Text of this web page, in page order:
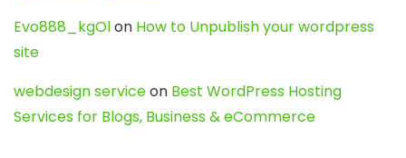
Evo888_kgOlon How to Unpublish your wordpress
site
webdesign serviceon Best WordPress Hosting
Services for Blogs, Business & eCommerce